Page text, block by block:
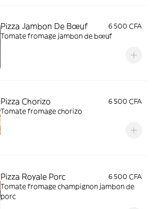
Pizza Jambon De Bœuf
6 500 CFA
Tomate fromage jambon de bœuf
Pizza Chorizo
6 500 CFA
Tomate fromage chorizo
Pizza Royale Porc
6 500 CFA
Tomate fromage champignon jambon de
porc